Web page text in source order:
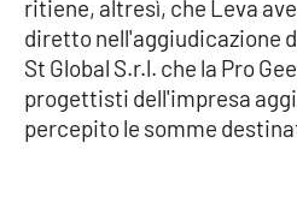
Parchi Marini Calabria
Leggendo Alvaro insieme
Imprese Di Calabria
ritiene, altresì, che Leva
diretto nell'aggiudicazione
St Global S.r.l. che la Pro
progettisti dell'impresa
percepito le somme